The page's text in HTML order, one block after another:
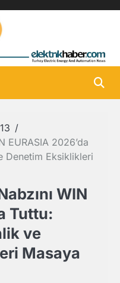
13
EURASIA 2026’da
Denetim Eksiklikleri
WIN
Tuttu:
ve
Masaya